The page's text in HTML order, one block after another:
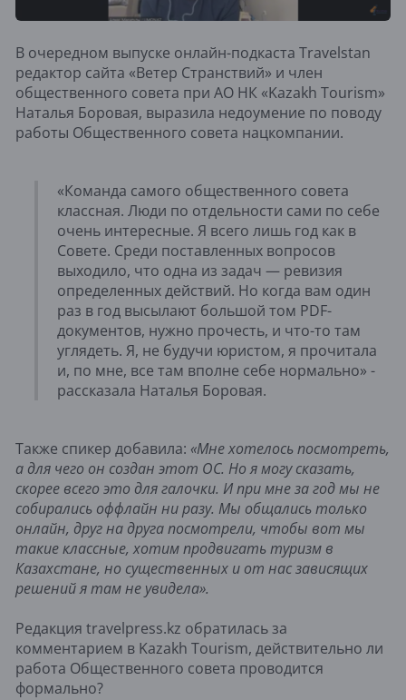
В очередном выпуске онлайн-подкаста Travelstan
редактор сайта «Ветер Странствий» и член
общественного совета при АО НК «Kazakh Tourism»
Наталья Боровая, выразила недоумение по поводу
работы Общественного совета нацкомпании.
«Команда самого общественного совета
классная. Люди по отдельности сами по себе
очень интересные. Я всего лишь год как в
Совете. Среди поставленных вопросов
выходило, что одна из задач — ревизия
определенных действий. Но когда вам один
раз в год высылают большой том PDF-
документов, нужно прочесть, и что-то там
углядеть. Я, не будучи юристом, я прочитала
и, по мне, все там вполне себе нормально» -
рассказала Наталья Боровая.
Также спикер добавила: «Мне хотелось посмотреть,
а для чего он создан этот ОС. Но я могу сказать,
скорее всего это для галочки. И при мне за год мы не
собирались оффлайн ни разу. Мы общались только
онлайн, друг на друга посмотрели, чтобы вот мы
такие классные, хотим продвигать туризм в
Казахстане, но существенных и от нас зависящих
решений я там не увидела».
Редакция travelpress.kz обратилась за
комментарием в Kazakh Tourism, действительно ли
работа Общественного совета проводится
формально?